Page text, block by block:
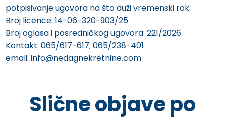
potpisivanje ugovora na što duži vremenski rok.
Broj licence: 14-06-320-903/25
Broj oglasa i posredničkog ugovora: 221/2026
Kontakt: 065/617-617; 065/238-401
emali: info@nedagnekretnine.com
Slične objave po